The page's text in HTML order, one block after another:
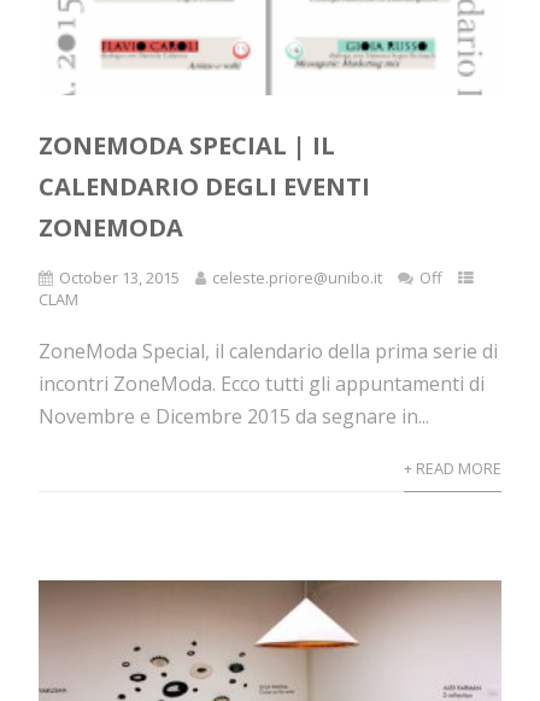
ZONEMODA SPECIAL | IL
CALENDARIO DEGLI EVENTI
ZONEMODA
October 13, 2015 celeste.priore@unibo.it
Off
CLAM
ZoneModa Special, il calendario della prima serie di
incontri ZoneModa. Ecco tutti gli appuntamenti di
Novembre e Dicembre 2015 da segnare in...
+ READ MORE